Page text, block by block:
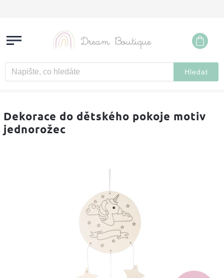
Hledat
Dekorace do dětského pokoje motiv
jednorožec